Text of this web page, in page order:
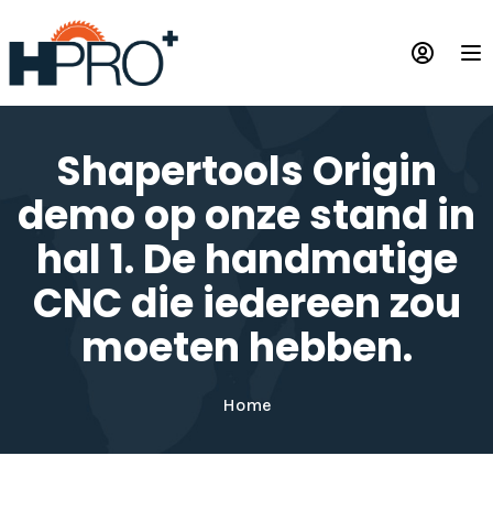
en
naar
de
Shapertools Origin
demo op onze stand in
hal 1. De handmatige
CNC die iedereen zou
moeten hebben.
Home